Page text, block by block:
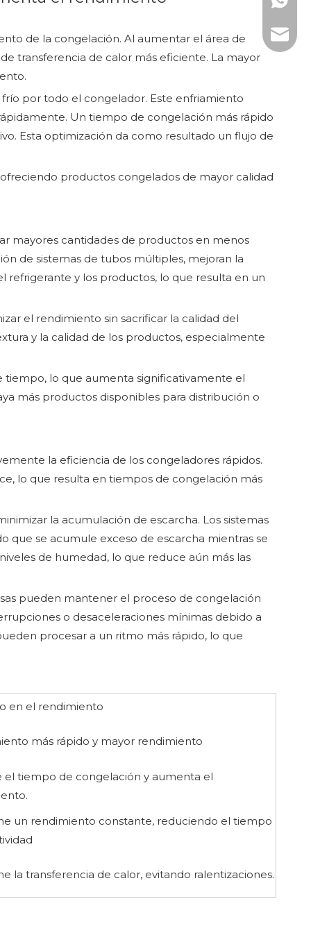
de la congelación. Al aumentar el área de
transferencia de calor más eficiente. La mayor
por todo el congelador. Este enfriamiento
Un tiempo de congelación más rápido
Esta optimización da como resultado un flujo de
productos congelados de mayor calidad
mayores cantidades de productos en menos
de sistemas de tubos múltiples, mejoran la
refrigerante y los productos, lo que resulta en un
el rendimiento sin sacrificar la calidad del
y la calidad de los productos, especialmente
lo que aumenta significativamente el
más productos disponibles para distribución o
la eficiencia de los congeladores rápidos.
lo que resulta en tiempos de congelación más
la acumulación de escarcha. Los sistemas
que se acumule exceso de escarcha mientras se
de humedad, lo que reduce aún más las
pueden mantener el proceso de congelación
o desaceleraciones mínimas debido a
procesar a un ritmo más rápido, lo que
en el rendimiento
más rápido y mayor rendimiento
el tiempo de congelación y aumenta el
un rendimiento constante, reduciendo el tiempo
la transferencia de calor, evitando ralentizaciones.
Correo